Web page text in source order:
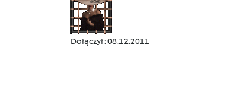
Dołączył : 08.12.2011